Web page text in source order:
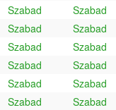
Szabad
Szabad
Szabad
Szabad
Szabad
Szabad
Szabad
Szabad
Szabad
Szabad
Szabad
Szabad